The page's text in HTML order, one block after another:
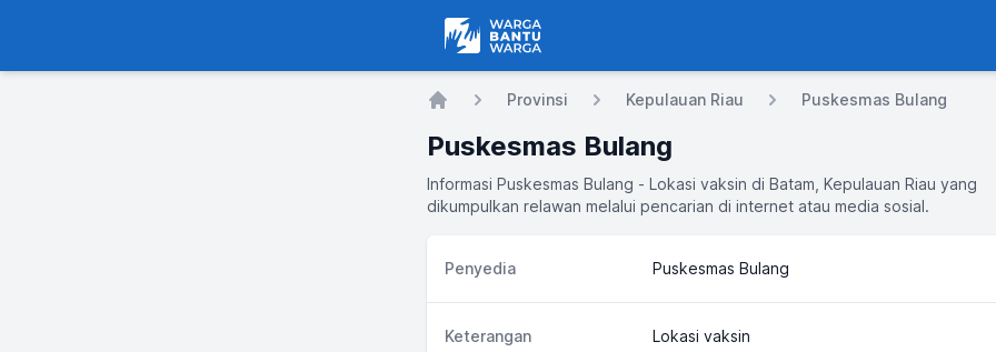
Warga Bantu Warga
Provinsi Kepulauan Riau Puskesmas Bulang
Puskesmas Bulang
Informasi Puskesmas Bulang - Lokasi vaksin di Batam, Kepulauan Riau yang
dikumpulkan relawan melalui pencarian di internet atau media sosial.
Penyedia Puskesmas Bulang
Keterangan Lokasi vaksin